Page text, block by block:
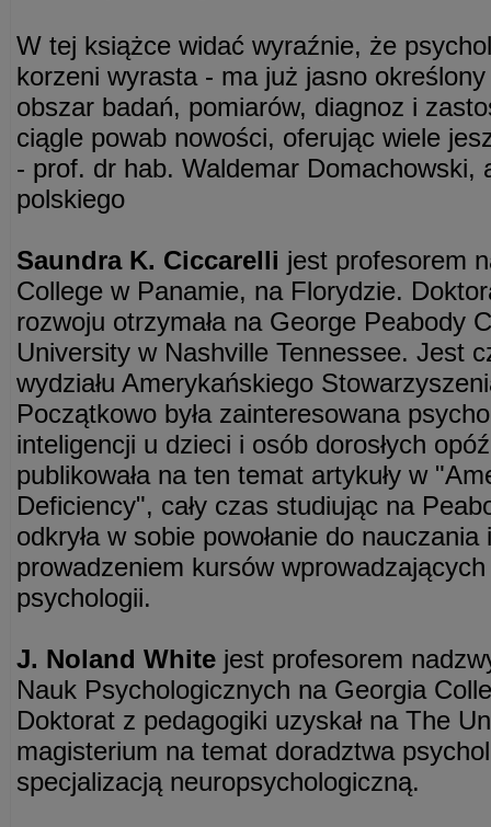
W tej książce widać wyraźnie, że
korzeni wyrasta - ma już jasno
obszar badań, pomiarów, diagnoz i
ciągle powab nowości, oferując wiele
- prof. dr hab. Waldemar Domachowski,
polskiego
Saundra K. Ciccarelli jest profesorem
College w Panamie, na Florydzie.
rozwoju otrzymała na George Peabody
University w Nashville Tennessee. Jest
wydziału Amerykańskiego
Początkowo była zainteresowana
inteligencji u dzieci i osób dorosłych
publikowała na ten temat artykuły w
Deficiency", cały czas studiując na
odkryła w sobie powołanie do
prowadzeniem kursów
psychologii.
J. Noland White jest profesorem
Nauk Psychologicznych na Georgia
Doktorat z pedagogiki uzyskał na The
magisterium na temat doradztwa
specjalizacją neuropsychologiczną.